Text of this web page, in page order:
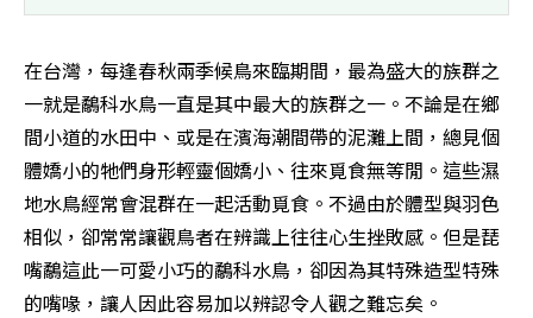
在台灣，每逢春秋兩季候鳥來臨期間，最為盛大的族群之
一就是鷸科水鳥一直是其中最大的族群之一。不論是在鄉
間小道的水田中、或是在濱海潮間帶的泥灘上間，總見個
體嬌小的牠們身形輕靈個嬌小、往來覓食無等閒。這些濕
地水鳥經常會混群在一起活動覓食。不過由於體型與羽色
相似，卻常常讓觀鳥者在辨識上往往心生挫敗感。但是琵
嘴鷸這此一可愛小巧的鷸科水鳥，卻因為其特殊造型特殊
的嘴喙，讓人因此容易加以辨認令人觀之難忘矣。